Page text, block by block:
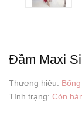
Đầm Maxi
Thương hiệu:
Tình trạng: Còn